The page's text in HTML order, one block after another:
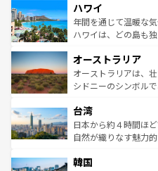
ば市内交通費無料で観光
着のスイス情報はコ
のような巨大都市は
ンメントが詰まった
西部には大自然が広
部のニューオーリン
文化が魅力。旅行者
しみながら、その多
ならではの贅沢な旅のスタイルだ。
情報はコンテンツ一覧
ハワイ
年間を通じて温暖な
ハワイは、どの島も
ワイ島は見逃せない
島だが、静かな自然
おすすめ。エメラル
れるおもてなしの心
人々、おいしいロー
ク、伝統的なフラダ
ワイを、存分に味わってほしい。 なお
オーストラリア
オーストラリアは、
シドニーのシンボル
リアリーフや大陸中
ク）、タスマニアの
ど、見どころがたく
いる。アクティビテ
台湾
日本から約４時間ほ
自然が織りなす魅力
ン）、静ひつな山岳
韓国